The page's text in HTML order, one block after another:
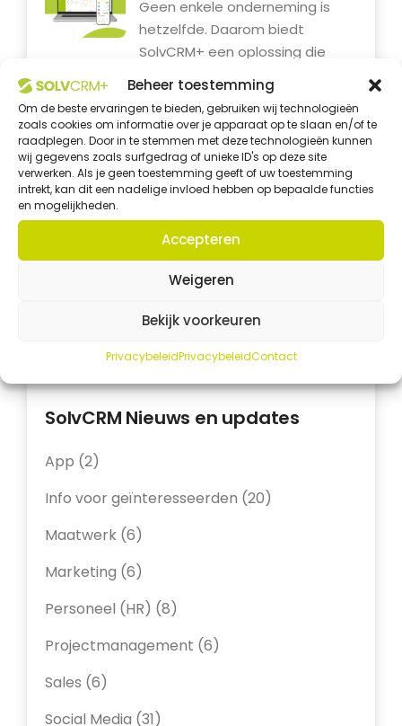
Beheer toestemming
Om de beste ervaringen te bieden, gebruiken wij technologieën
zoals cookies om informatie over je apparaat op te slaan en/of te
raadplegen. Door in te stemmen met deze technologieën kunnen
wij gegevens zoals surfgedrag of unieke ID's op deze site
verwerken. Als je geen toestemming geeft of uw toestemming
intrekt, kan dit een nadelige invloed hebben op bepaalde functies
en mogelijkheden.
Accepteren
Weigeren
Bekijk voorkeuren
PrivacybeleidPrivacybeleidContact
Geen enkele onderneming is
hetzelfde. Daarom biedt
SolvCRM+ een oplossing die
SolvCRM+ webinar
Werk je nog met losse
spreadsheets, verschillende
programma’s en informatie die
verspreid...
CRM altijd binnen
handbereik
Je werk stopt niet wanneer je
de deur uitloopt. Daarom heb
je...
SolvCRM Nieuws en updates
App (2)
Info voor geïnteresseerden (20)
Maatwerk (6)
Marketing (6)
Personeel (HR) (8)
Projectmanagement (6)
Sales (6)
Social Media (31)